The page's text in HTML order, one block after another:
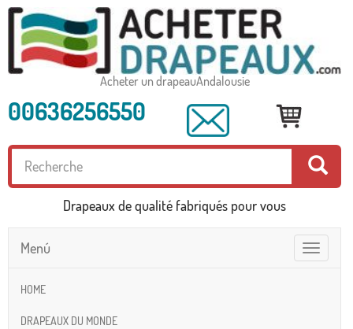
Acheter un drapeauAndalousie
00636256550
Drapeaux de qualité fabriqués pour vous
Toggle
navigation
Menú
HOME
DRAPEAUX DU MONDE